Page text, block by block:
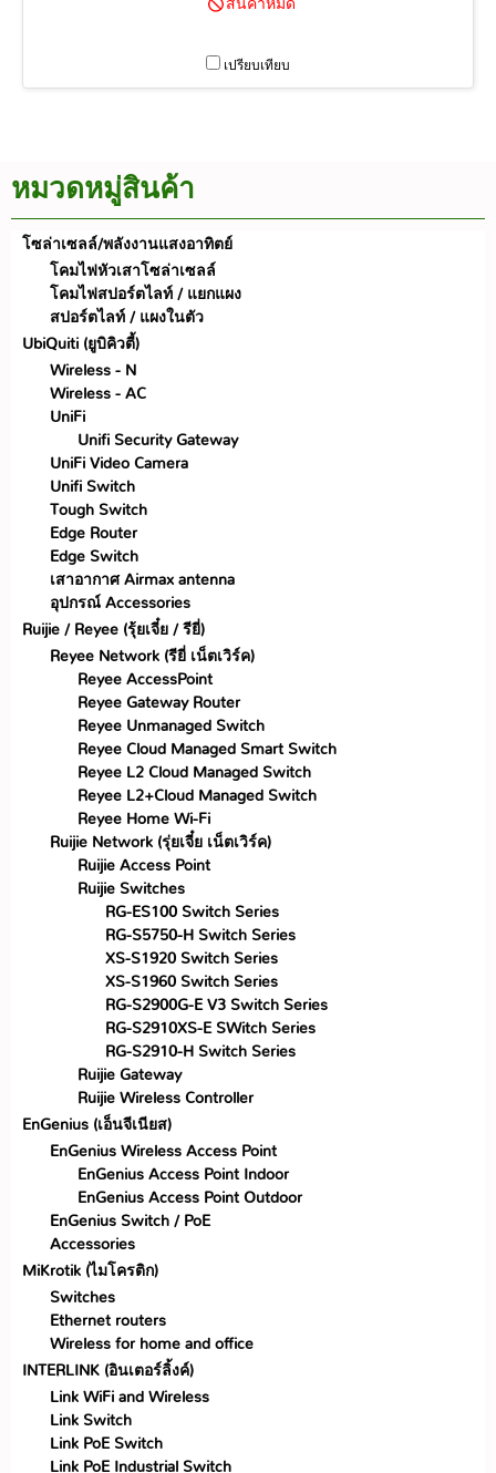
Dual-Chain รองรับความเร็วสูงสุด
อากาศเพื่อกระจายสัญญาณในแนว
กว้าง แบบกวาดทางด้านหน้า หรือเพื่อ
เปรียบเทียบ
หมวดหมู่สินค้า
โซล่าเซลล์/พลังงานแสงอาทิตย์
โคมไฟหัวเสาโซล่าเซลล์
โคมไฟสปอร์ตไลท์ / แยกแผง
สปอร์ตไลท์ / แผงในตัว
UbiQuiti (ยูบิคิวตี้)
Wireless - N
Wireless - AC
UniFi
Unifi Security Gateway
UniFi Video Camera
Unifi Switch
Tough Switch
Edge Router
Edge Switch
เสาอากาศ Airmax antenna
อุปกรณ์ Accessories
Ruijie / Reyee (รุ้ยเจี๋ย / รียี่)
Reyee Network (รียี่ เน็ตเวิร์ค)
Reyee AccessPoint
Reyee Gateway Router
Reyee Unmanaged Switch
Reyee Cloud Managed Smart Switch
Reyee L2 Cloud Managed Switch
Reyee L2+Cloud Managed Switch
Reyee Home Wi-Fi
Ruijie Network (รุ่ยเจี๋ย เน็ตเวิร์ค)
Ruijie Access Point
Ruijie Switches
RG-ES100 Switch Series
RG-S5750-H Switch Series
XS-S1920 Switch Series
XS-S1960 Switch Series
RG-S2900G-E V3 Switch Series
RG-S2910XS-E SWitch Series
RG-S2910-H Switch Series
Ruijie Gateway
Ruijie Wireless Controller
EnGenius (เอ็นจีเนียส)
EnGenius Wireless Access Point
EnGenius Access Point Indoor
EnGenius Access Point Outdoor
EnGenius Switch / PoE
Accessories
MiKrotik (ไมโครติก)
Switches
Ethernet routers
Wireless for home and office
INTERLINK (อินเตอร์ลิ้งค์)
Link WiFi and Wireless
Link Switch
Link PoE Switch
Link PoE Industrial Switch